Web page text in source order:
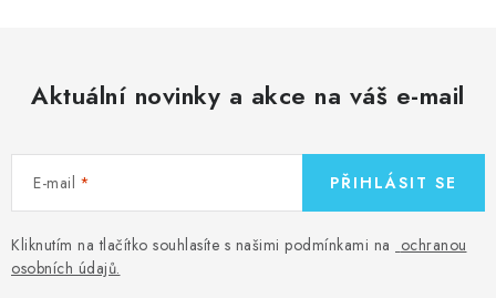
Aktuální novinky a akce na váš e-mail
E-mail
Kliknutím na tlačítko souhlasíte s našimi podmínkami na ochranou
osobních údajů.
PŘIHLÁSIT SE